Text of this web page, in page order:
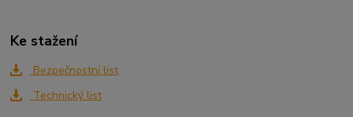
Ke stažení
Bezpečnostní list
Technický list